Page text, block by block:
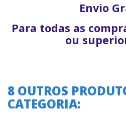
Envio
Para todas as
ou
8 OUTROS
CATEGORIA:
A oferta termina em: